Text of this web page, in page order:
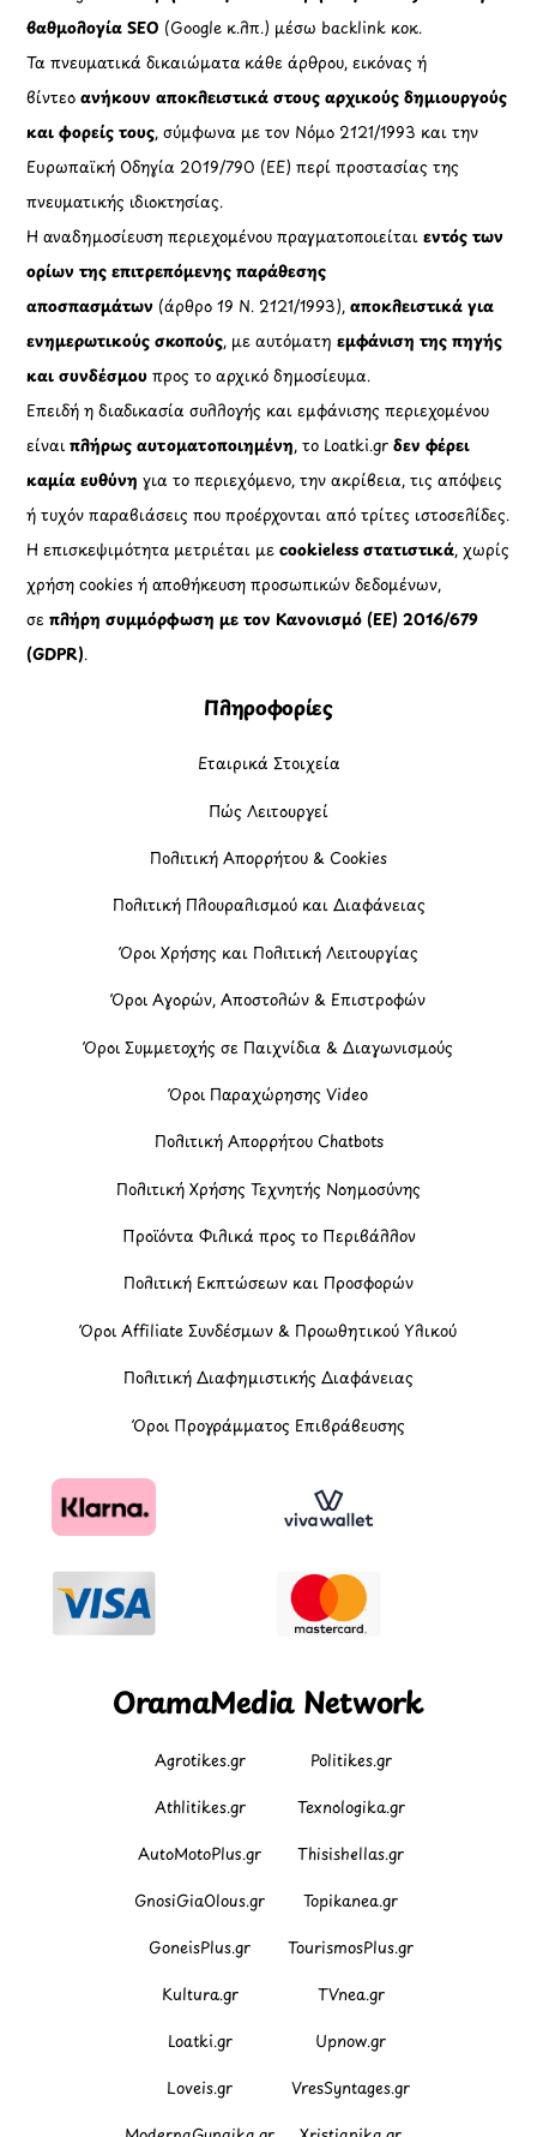
βαθμολογία SEO (Google κ.λπ.) μέσω backlink κοκ.
Τα πνευματικά δικαιώματα κάθε άρθρου, εικόνας ή
βίντεοανήκουν αποκλειστικά στους αρχικούς δημιουργούς
και φορείς τους, σύμφωνα με τον Νόμο 2121/1993 και την
Ευρωπαϊκή Οδηγία 2019/790 (ΕΕ) περί προστασίας της
πνευματικής ιδιοκτησίας.
Η αναδημοσίευση περιεχομένου πραγματοποιείταιεντός των
ορίων της επιτρεπόμενης παράθεσης
αποσπασμάτων (άρθρο 19 Ν. 2121/1993), αποκλειστικά για
ενημερωτικούς σκοπούς, με αυτόματηεμφάνιση της πηγής
και συνδέσμου προς το αρχικό δημοσίευμα.
Επειδή η διαδικασία συλλογής και εμφάνισης περιεχομένου
είναιπλήρως αυτοματοποιημένη, το Loatki.grδεν φέρει
καμία ευθύνη για το περιεχόμενο, την ακρίβεια, τις απόψεις
ή τυχόν παραβιάσεις που προέρχονται από τρίτες ιστοσελίδες.
Η επισκεψιμότητα μετριέται μεcookieless στατιστικά, χωρίς
χρήση cookies ή αποθήκευση προσωπικών δεδομένων,
σεπλήρη συμμόρφωση με τον Κανονισμό (ΕΕ) 2016/679
(GDPR).
Πληροφορίες
Εταιρικά Στοιχεία
Πώς Λειτουργεί
Πολιτική Απορρήτου & Cookies
Πολιτική Πλουραλισμού και Διαφάνειας
Όροι Χρήσης και Πολιτική Λειτουργίας
Όροι Αγορών, Αποστολών & Επιστροφών
Όροι Συμμετοχής σε Παιχνίδια & Διαγωνισμούς
Όροι Παραχώρησης Video
Πολιτική Απορρήτου Chatbots
Πολιτική Χρήσης Τεχνητής Νοημοσύνης
Προϊόντα Φιλικά προς το Περιβάλλον
Πολιτική Εκπτώσεων και Προσφορών
Όροι Affiliate Συνδέσμων & Προωθητικού Υλικού
Πολιτική Διαφημιστικής Διαφάνειας
Όροι Προγράμματος Επιβράβευσης
OramaMedia Network
Agrotikes.gr Politikes.gr
Athlitikes.gr Texnologika.gr
AutoMotoPlus.gr Thisishellas.gr
GnosiGiaOlous.gr Topikanea.gr
GoneisPlus.gr TourismosPlus.gr
Kultura.gr TVnea.gr
Loatki.gr Upnow.gr
Loveis.gr VresSyntages.gr